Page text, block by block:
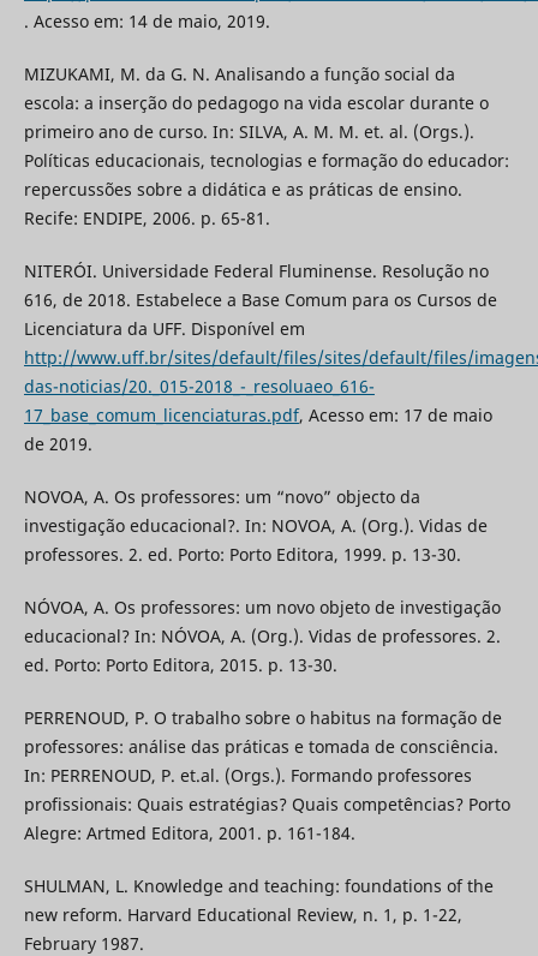
. Acesso em: 14 de maio, 2019.
MIZUKAMI, M. da G. N. Analisando a função social da
escola: a inserção do pedagogo na vida escolar durante o
primeiro ano de curso. In: SILVA, A. M. M. et. al. (Orgs.).
Políticas educacionais, tecnologias e formação do educador:
repercussões sobre a didática e as práticas de ensino.
Recife: ENDIPE, 2006. p. 65-81.
NITERÓI. Universidade Federal Fluminense. Resolução no
616, de 2018. Estabelece a Base Comum para os Cursos de
Licenciatura da UFF. Disponível em
http://www.uff.br/sites/default/files/sites/default/files/
das-noticias/20._015-2018_-_resoluaeo_616-
17_base_comum_licenciaturas.pdf, Acesso em: 17 de maio
de 2019.
NOVOA, A. Os professores: um “novo” objecto da
investigação educacional?. In: NOVOA, A. (Org.). Vidas de
professores. 2. ed. Porto: Porto Editora, 1999. p. 13-30.
NÓVOA, A. Os professores: um novo objeto de investigação
educacional? In: NÓVOA, A. (Org.). Vidas de professores. 2.
ed. Porto: Porto Editora, 2015. p. 13-30.
PERRENOUD, P. O trabalho sobre o habitus na formação de
professores: análise das práticas e tomada de consciência.
In: PERRENOUD, P. et.al. (Orgs.). Formando professores
profissionais: Quais estratégias? Quais competências? Porto
Alegre: Artmed Editora, 2001. p. 161-184.
SHULMAN, L. Knowledge and teaching: foundations of the
new reform. Harvard Educational Review, n. 1, p. 1-22,
February 1987.